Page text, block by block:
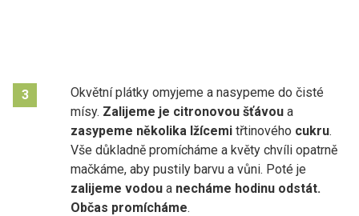
3
Okvětní plátky omyjeme a nasypeme do čisté
mísy. Zalijeme je citronovou šťávou a
zasypeme několika lžícemi třtinového cukru.
Vše důkladně promícháme a květy chvíli opatrně
mačkáme, aby pustily barvu a vůni. Poté je
zalijeme vodou a necháme hodinu odstát.
Občas promícháme.